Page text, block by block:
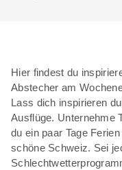
Hier findest du
Abstecher am
Lass dich inspirieren
Ausflüge. Unternehme
du ein paar Tage
schöne Schweiz. Sei